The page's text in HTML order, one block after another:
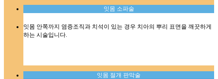
잇몸 소파술
잇몸 안쪽까지 염증조직과 치석이 있는 경우 치아의 뿌리 표면을 깨끗하게
하는 시술입니다.
잇몸 절개 판막술